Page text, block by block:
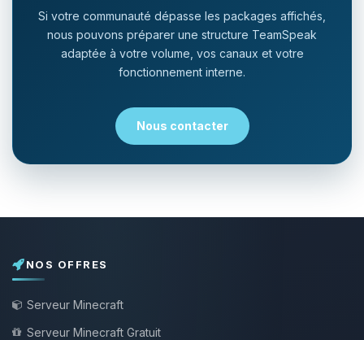
Si votre communauté dépasse les packages affichés,
nous pouvons préparer une structure TeamSpeak
adaptée à votre volume, vos canaux et votre
fonctionnement interne.
Nous contacter
NOS OFFRES
Serveur Minecraft
Serveur Minecraft Gratuit